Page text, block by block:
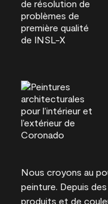
Nous croyons au
peinture. Depuis
produits et de